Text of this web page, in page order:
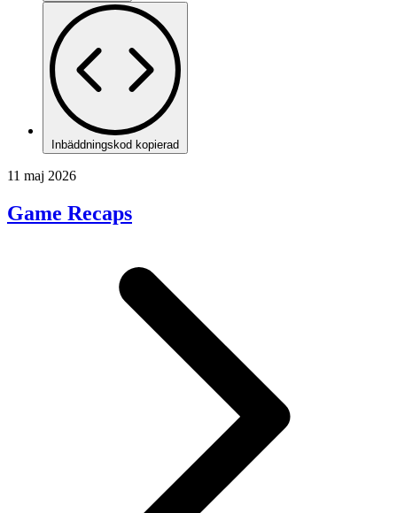
Inbäddningskod kopierad
11 maj 2026
Game Recaps